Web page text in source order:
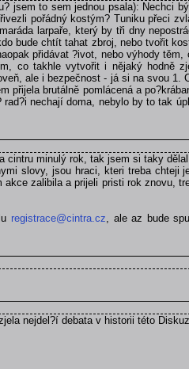
jsem to sem jednou psala): Nechci
pořádný kostým? Tuniku přeci
larpaře, který by tři dny
bude chtít tahat zbroj, nebo tvořit
přidávat ?ivot, nebo výhody
co takhle vytvořit i nějaký hodně
ale i bezpečnost - já si na svou
přijela brutálně pomlácená a
nechají doma, nebylo by to tak
cintru minulý rok, tak jsem si taky
slovy, jsou hraci, kteri treba chteji
akce zalibila a prijeli pristi rok znovu,
registrace@cintra.cz, ale az bude
nejdel?í debata v historii této